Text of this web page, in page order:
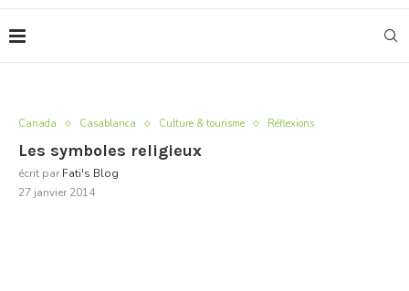
Canada Casablanca Culture & tourisme Réflexions
Les symboles religieux
écrit par Fati's Blog
27 janvier 2014